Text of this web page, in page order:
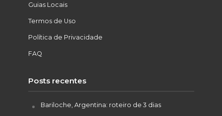
Guias Locais
Termos de Uso
Política de Privacidade
FAQ
Posts recentes
Bariloche, Argentina: roteiro de 3 dias